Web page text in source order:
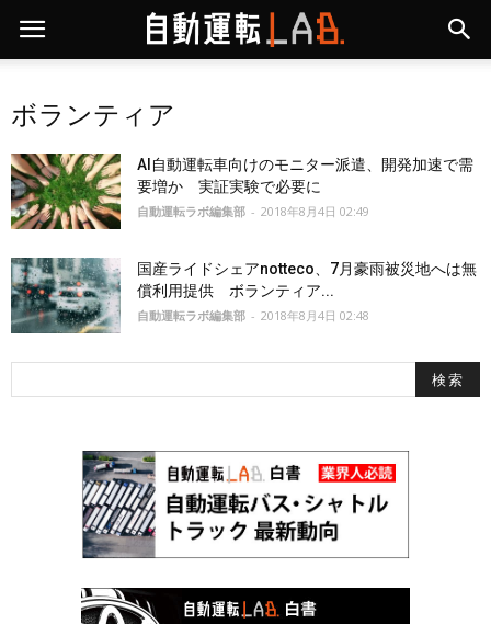
ボランティア
AI自動運転車向けのモニター派遣、開発加速で需
要増か 実証実験で必要に
自動運転ラボ編集部 - 2018年8月4日 02:49
国産ライドシェアnotteco、7月豪雨被災地へは無
償利用提供 ボランティア...
自動運転ラボ編集部 - 2018年8月4日 02:48